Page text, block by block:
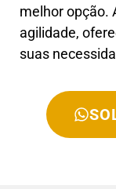
melhor opção.
agilidade,
suas